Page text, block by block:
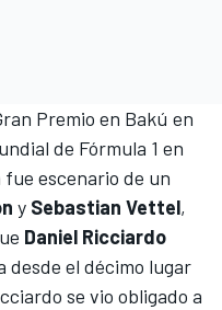
Premio en Bakú en
de Fórmula 1 en
fue escenario de un
y Sebastian Vettel,
Daniel Ricciardo
el décimo lugar
se vio obligado a